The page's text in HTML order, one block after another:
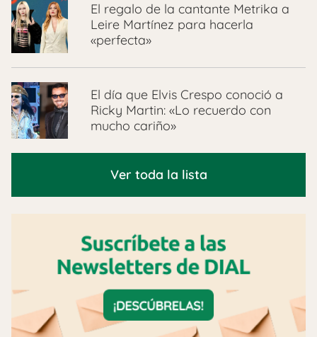
El regalo de la cantante Metrika a
Leire Martínez para hacerla
«perfecta»
El día que Elvis Crespo conoció a
Ricky Martin: «Lo recuerdo con
mucho cariño»
Ver toda la lista